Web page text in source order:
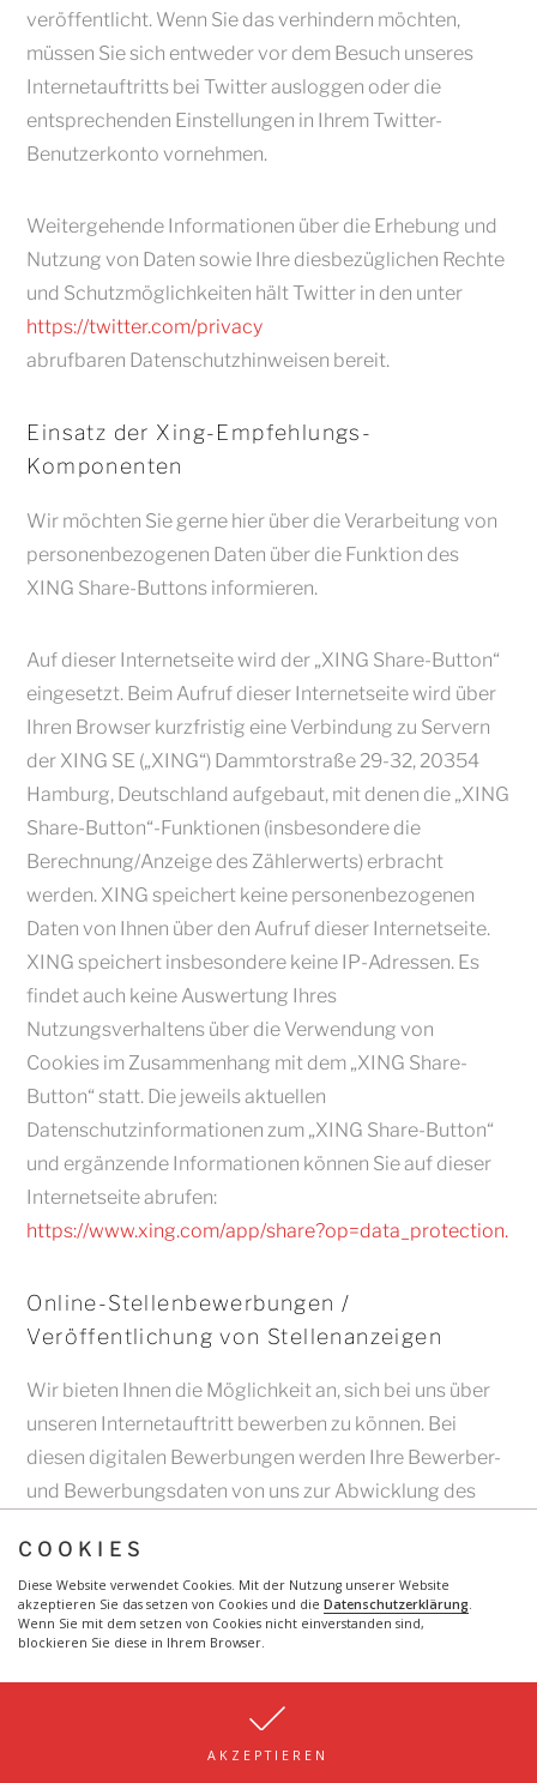
COOKIES
Diese Website verwendet Cookies. Mit der Nutzung unserer Website
akzeptieren Sie das setzen von Cookies und die Datenschutzerklärung.
Wenn Sie mit dem setzen von Cookies nicht einverstanden sind,
blockieren Sie diese in Ihrem Browser.
AKZEPTIEREN
veröffentlicht. Wenn Sie das verhindern möchten,
müssen Sie sich entweder vor dem Besuch unseres
Internetauftritts bei Twitter ausloggen oder die
entsprechenden Einstellungen in Ihrem Twitter-
Benutzerkonto vornehmen.
Weitergehende Informationen über die Erhebung und
Nutzung von Daten sowie Ihre diesbezüglichen Rechte
und Schutzmöglichkeiten hält Twitter in den unter
https://twitter.com/privacy
abrufbaren Datenschutzhinweisen bereit.
Einsatz der Xing-Empfehlungs-
Komponenten
Wir möchten Sie gerne hier über die Verarbeitung von
personenbezogenen Daten über die Funktion des
XING Share-Buttons informieren.
Auf dieser Internetseite wird der „XING Share-Button“
eingesetzt. Beim Aufruf dieser Internetseite wird über
Ihren Browser kurzfristig eine Verbindung zu Servern
der XING SE („XING“) Dammtorstraße 29-32, 20354
Hamburg, Deutschland aufgebaut, mit denen die „XING
Share-Button“-Funktionen (insbesondere die
Berechnung/Anzeige des Zählerwerts) erbracht
werden. XING speichert keine personenbezogenen
Daten von Ihnen über den Aufruf dieser Internetseite.
XING speichert insbesondere keine IP-Adressen. Es
findet auch keine Auswertung Ihres
Nutzungsverhaltens über die Verwendung von
Cookies im Zusammenhang mit dem „XING Share-
Button“ statt. Die jeweils aktuellen
Datenschutzinformationen zum „XING Share-Button“
und ergänzende Informationen können Sie auf dieser
Internetseite abrufen:
https://www.xing.com/app/share?op=data_protection.
Online-Stellenbewerbungen /
Veröffentlichung von Stellenanzeigen
Wir bieten Ihnen die Möglichkeit an, sich bei uns über
unseren Internetauftritt bewerben zu können. Bei
diesen digitalen Bewerbungen werden Ihre Bewerber-
und Bewerbungsdaten von uns zur Abwicklung des
verarbeitet.
Rechtsgrundlage für diese Verarbeitung ist § 26 Abs. 1
Sofern nach dem Bewerbungsverfahren ein